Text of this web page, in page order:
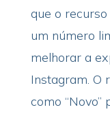
que o
um número
melhorar a
Instagram. O
como